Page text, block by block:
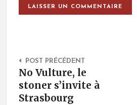
Post
POST PRÉCÉDENT
No Vulture, le
stoner s’invite à
Strasbourg